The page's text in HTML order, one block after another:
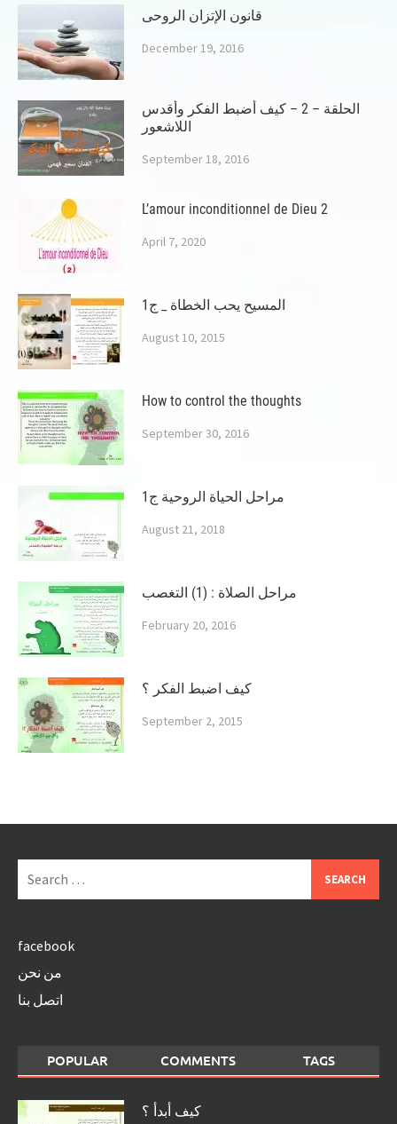
قانون الإتزان الروحى
December 19, 2016
الحلقة – 2 – كيف أضبط الفكر وأقدس
اللاشعور
September 18, 2016
L’amour inconditionnel de Dieu 2
April 7, 2020
المسيح يحب الخطاة _ ج1
August 10, 2015
How to control the thoughts
September 30, 2016
مراحل الحياة الروحية ج1
August 21, 2018
مراحل الصلاة : (1) التغصب
February 20, 2016
كيف اضبط الفكر ؟
September 2, 2015
for:
facebook
من نحن
اتصل بنا
POPULAR COMMENTS TAGS
كيف أبدأ ؟